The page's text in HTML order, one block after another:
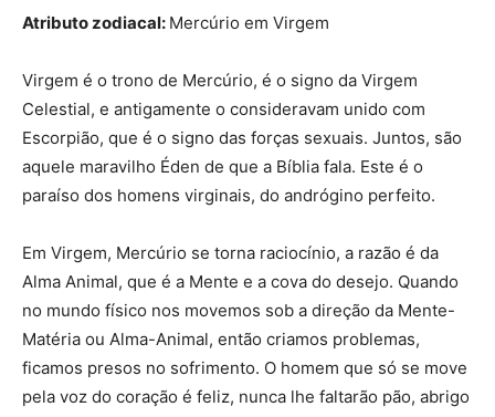
Atributo zodiacal: Mercúrio em Virgem
Virgem é o trono de Mercúrio, é o signo da Virgem
Celestial, e antigamente o consideravam unido com
Escorpião, que é o signo das forças sexuais. Juntos, são
aquele maravilho Éden de que a Bíblia fala. Este é o
paraíso dos homens virginais, do andrógino perfeito.
Em Virgem, Mercúrio se torna raciocínio, a razão é da
Alma Animal, que é a Mente e a cova do desejo. Quando
no mundo físico nos movemos sob a direção da Mente-
Matéria ou Alma-Animal, então criamos problemas,
ficamos presos no sofrimento. O homem que só se move
pela voz do coração é feliz, nunca lhe faltarão pão, abrigo